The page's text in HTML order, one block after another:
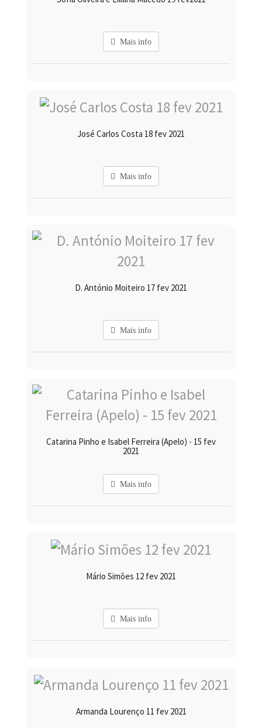
Mais info
José Carlos Costa 18 fev 2021
Mais info
D. António Moiteiro 17 fev 2021
Mais info
Catarina Pinho e Isabel Ferreira (Apelo) - 15 fev
2021
Mais info
Mário Simões 12 fev 2021
Mais info
Armanda Lourenço 11 fev 2021